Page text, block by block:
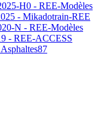
H0 - REE-Modèles
- Mikadotrain-REE
N - REE-Modèles
- REE-ACCESS